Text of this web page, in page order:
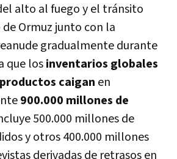
alto al fuego y el tránsito
Ormuz junto con la
gradualmente durante
que losinventarios globales
caigan en
900.000 millones de
500.000 millones de
y otros 400.000 millones
derivadas de retrasos en